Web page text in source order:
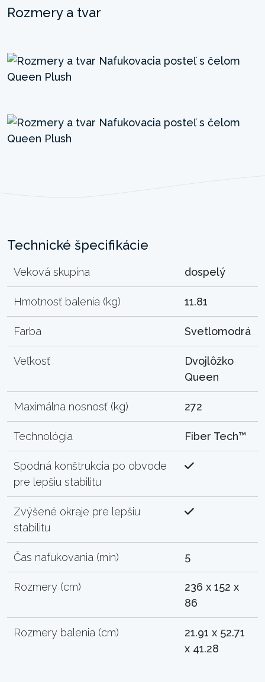
Rozmery a tvar
Technické špecifikácie
Veková skupina dospelý
Hmotnosť balenia (kg) 11.81
Farba Svetlomodrá
Veľkosť
Dvojlôžko
Queen
Maximálna nosnosť (kg) 272
Technológia Fiber Tech™
Spodná konštrukcia po obvode
pre lepšiu stabilitu
Zvýšené okraje pre lepšiu
stabilitu
Čas nafukovania (min) 5
Rozmery (cm)
236 x 152 x
86
Rozmery balenia (cm)
21.91 x 52.71
x 41.28